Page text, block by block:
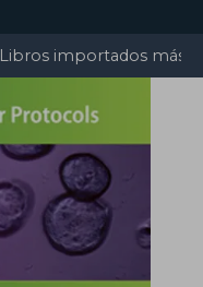
Libros importados más